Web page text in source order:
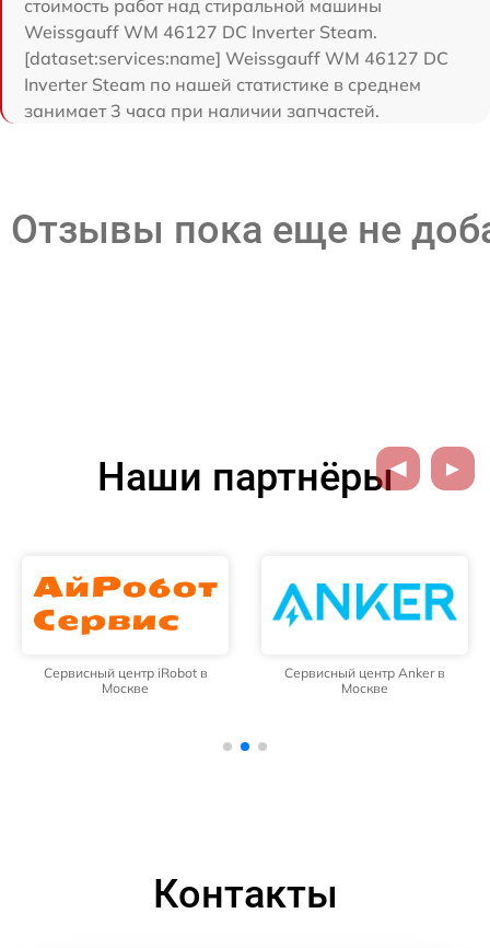
стоимость работ над стиральной машины
Weissgauff WM 46127 DC Inverter Steam.
[dataset:services:name] Weissgauff WM 46127 DC
Inverter Steam по нашей статистике в среднем
занимает 3 часа при наличии запчастей.
Отзывы пока еще не
Наши партнёры
Сервисный центр iRobot в
Москве
Сервисный центр Anker в
Москве
Контакты